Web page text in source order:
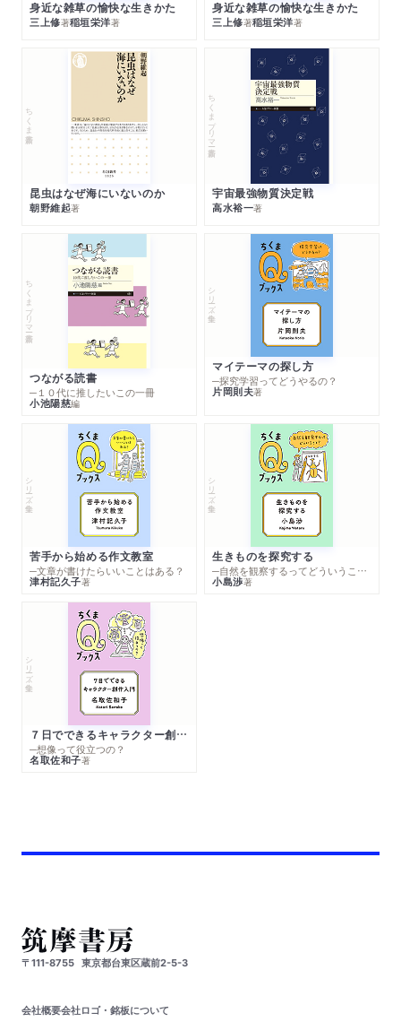
身近な雑草の愉快な生きかた
三上修著稲垣栄洋著
身近な雑草の愉快な生きかた
三上修著稲垣栄洋著
ちくま新書
昆虫はなぜ海にいないのか
朝野維起著
ちくまプリマー新書
宇宙最強物質決定戦
高水裕一著
ちくまプリマー新書
つながる読書
─１０代に推したいこの一冊
小池陽慈編
シリーズ・全集
マイテーマの探し方
─探究学習ってどうやるの？
片岡則夫著
シリーズ・全集
苦手から始める作文教室
─文章が書けたらいいことはある？
津村記久子著
シリーズ・全集
生きものを探究する
─自然を観察するってどういうこと？
小島渉著
シリーズ・全集
７日でできるキャラクター創作入門
─想像って役立つの？
名取佐和子著
〒111-8755 東京都台東区蔵前2-5-3
会社概要会社ロゴ・銘板について